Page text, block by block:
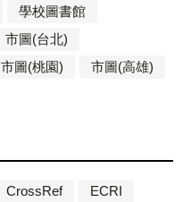
學校圖書館
市圖(台北)
市圖(桃園)
市圖(高雄)
CrossRef
ECRI